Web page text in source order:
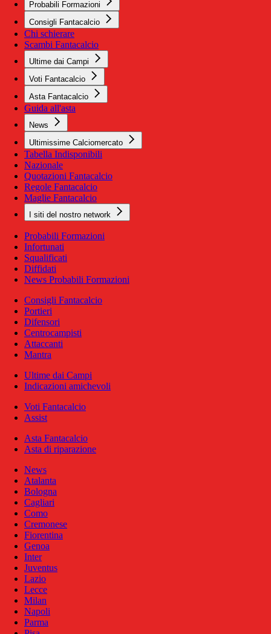
Probabili Formazioni
Consigli Fantacalcio
Chi schierare
Scambi Fantacalcio
Ultime dai Campi
Voti Fantacalcio
Asta Fantacalcio
Guida all'asta
News
Ultimissime Calciomercato
Tabella Indisponibili
Nazionale
Quotazioni Fantacalcio
Regole Fantacalcio
Maglie Fantacalcio
I siti del nostro network
Probabili Formazioni
Infortunati
Squalificati
Diffidati
News Probabili Formazioni
Consigli Fantacalcio
Portieri
Difensori
Centrocampisti
Attaccanti
Mantra
Ultime dai Campi
Indicazioni amichevoli
Voti Fantacalcio
Assist
Asta Fantacalcio
Asta di riparazione
News
Atalanta
Bologna
Cagliari
Como
Cremonese
Fiorentina
Genoa
Inter
Juventus
Lazio
Lecce
Milan
Napoli
Parma